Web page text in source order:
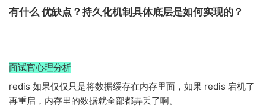
有什么 优缺点？持久化机制具体底层是如何实现的？
面试官心理分析
redis 如果仅仅只是将数据缓存在内存里面，如果 redis 宕机了
再重启，内存里的数据就全部都弄丢了啊。